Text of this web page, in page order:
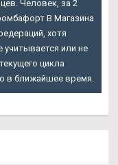
Человек, за 2
В Магазина
хотя
учитывается или не
цикла
в ближайшее время.